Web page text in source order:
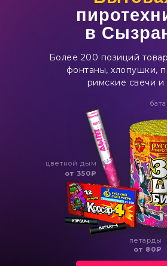
в
Более 200 позиций
фонтаны, хлопушки,
римские свечи и
цветной дым
от 350₽
петарды
от 80₽